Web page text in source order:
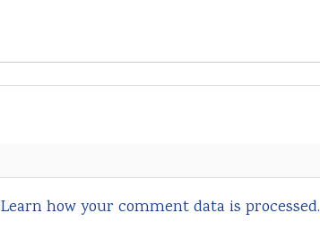
Learn how your comment data is processed.